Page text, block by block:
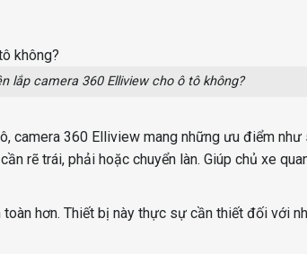
lắp camera 360 Elliview cho ô tô không?
camera 360 Elliview mang những ưu điểm như
rẽ trái, phải hoặc chuyển làn. Giúp chủ xe
hơn. Thiết bị này thực sự cần thiết đối với